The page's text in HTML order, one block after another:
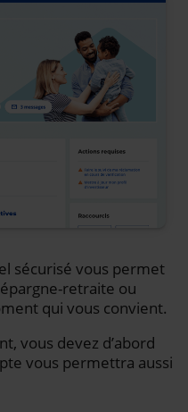
sécurisé vous permet
retraite ou
qui vous convient.
vous devez d’abord
vous permettra aussi